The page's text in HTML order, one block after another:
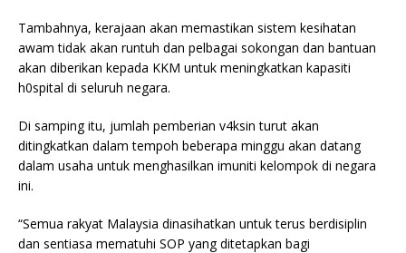
Tambahnya, kerajaan akan memastikan sistem kesihatan
awam tidak akan runtuh dan pelbagai sokongan dan bantuan
akan diberikan kepada KKM untuk meningkatkan kapasiti
h0spital di seluruh negara.
Di samping itu, jumlah pemberian v4ksin turut akan
ditingkatkan dalam tempoh beberapa minggu akan datang
dalam usaha untuk menghasilkan imuniti kelompok di negara
ini.
“Semua rakyat Malaysia dinasihatkan untuk terus berdisiplin
dan sentiasa mematuhi SOP yang ditetapkan bagi